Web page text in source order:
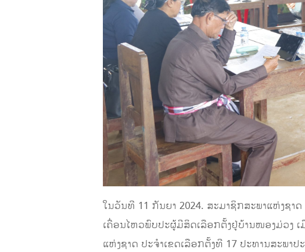
ໃນວັນທີ 11 ກັນຍາ 2024. ສະມາຊິກສະພາແຫ່ງຊາ
ເຄື່ອນໄຫວພົບປະຜູ້ມີສິດເລືອກຕັ້ງຢູ່ບ້ານໜອງມ່ວງ
ແຫ່ງຊາດ ປະຈໍາເຂດເລືອກຕັ້ງທີ 17 ປະທານສະພ